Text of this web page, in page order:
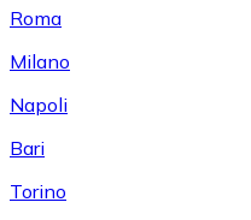
Roma
Milano
Napoli
Bari
Torino